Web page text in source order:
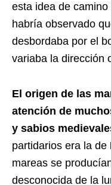
esta idea de
habría observado
desbordaba por el
variaba la dirección
El origen de las
atención de
y sabios
partidarios era la de
mareas se
desconocida de la